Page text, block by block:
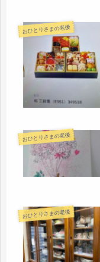
おひとりさまの老後
おひとりさまの老後
おひとりさまの老後